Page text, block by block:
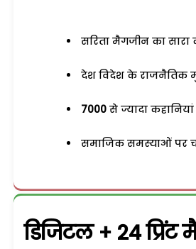
सरिता मैगजीन का
देश विदेश के राजनैतिक
7000 से ज्यादा कहानियां
समाजिक समस्याओं पर
डिजिटल + 24 प्रिंट